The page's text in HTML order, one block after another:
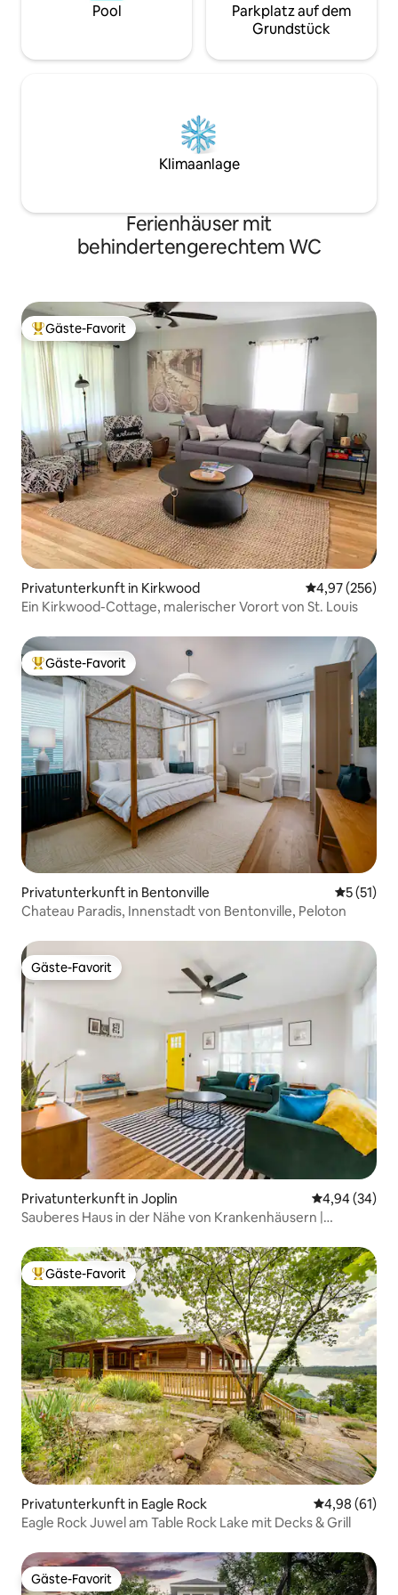
Pool
Parkplatz auf dem
Grundstück
Klimaanlage
Ferienhäuser mit
behindertengerechtem WC
Beliebter Gäste-Favorit.
Gäste-Favorit
Privatunterkunft in Kirkwood
4,97 (256)
Ein Kirkwood-Cottage, malerischer Vorort von St. Louis
Beliebter Gäste-Favorit.
Gäste-Favorit
Privatunterkunft in Bentonville
5 (51)
Chateau Paradis, Innenstadt von Bentonville, Peloton
Gäste-Favorit
Gäste-Favorit
Privatunterkunft in Joplin
4,94 (34)
Sauberes Haus in der Nähe von Krankenhäusern |
Beliebter Gäste-Favorit.
Gäste-Favorit
Privatunterkunft in Eagle Rock
4,98 (61)
Eagle Rock Juwel am Table Rock Lake mit Decks & Grill
Gäste-Favorit
Gäste-Favorit